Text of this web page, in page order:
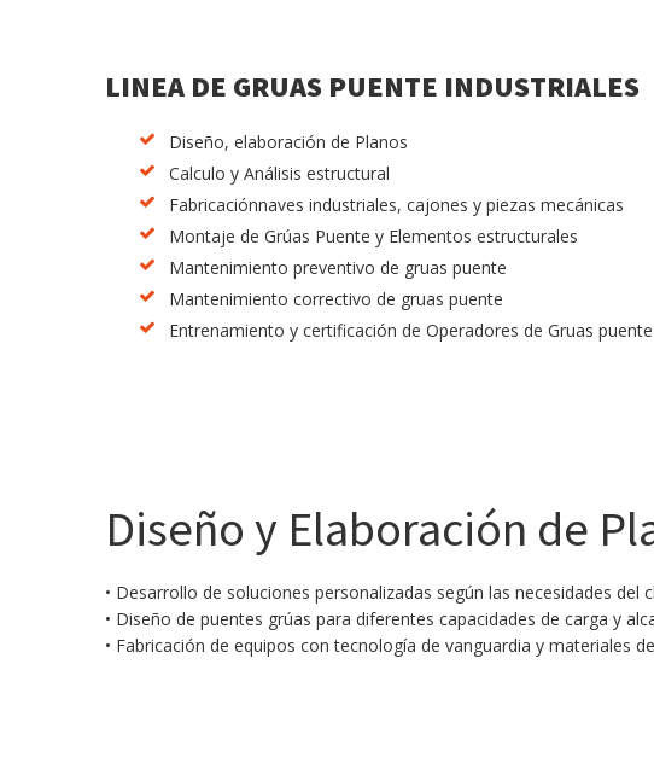
LINEA DE GRUAS PUENTE INDUSTRIALES
Diseño, elaboración de Planos
Calculo y Análisis estructural
Fabricaciónnaves industriales, cajones y piezas mecánicas
Montaje de Grúas Puente y Elementos estructurales
Mantenimiento preventivo de gruas puente
Mantenimiento correctivo de gruas puente
Entrenamiento y certificación de Operadores de Gruas puente
Diseño y Elaboración de
• Desarrollo de soluciones personalizadas según las necesidades del
• Diseño de puentes grúas para diferentes capacidades de carga y
• Fabricación de equipos con tecnología de vanguardia y materiales